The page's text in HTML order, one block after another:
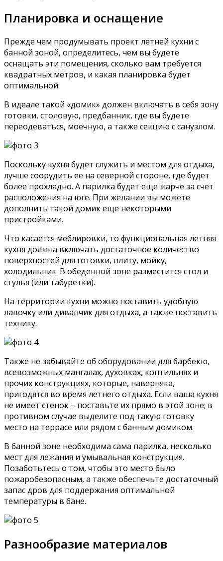
Планировка и оснащение
Прежде чем продумывать проект летней кухни с
банной зоной, определитесь, чем вы будете
оснащать эти помещения, сколько вам требуется
квадратных метров, и какая планировка будет
оптимальной.
В идеале такой «домик» должен включать в себя зону
готовки, столовую, предбанник, где вы будете
переодеваться, моечную, а также секцию с санузлом.
Поскольку кухня будет служить и местом для отдыха,
лучше соорудить ее на северной стороне, где будет
более прохладно. А парилка будет еще жарче за счет
расположения на юге. При желании вы можете
дополнить такой домик еще некоторыми
пристройками.
Что касается меблировки, то функциональная летняя
кухня должна включать достаточное количество
поверхностей для готовки, плиту, мойку,
холодильник. В обеденной зоне разместится стол и
стулья (или табуретки).
На территории кухни можно поставить удобную
лавочку или диванчик для отдыха, а также поставить
технику.
Также не забывайте об оборудовании для барбекю,
всевозможных мангалах, духовках, коптильнях и
прочих конструкциях, которые, наверняка,
пригодятся во время летнего отдыха. Если ваша кухня
не имеет стенок – поставьте их прямо в этой зоне; в
противном случае выделите под такую готовку
место на террасе или рядом с банным домиком.
В банной зоне необходима сама парилка, несколько
мест для лежания и умывальная конструкция.
Позаботьтесь о том, чтобы это место было
пожаробезопасным, а также обеспечьте достаточный
запас дров для поддержания оптимальной
температуры в бане.
Разнообразие материалов